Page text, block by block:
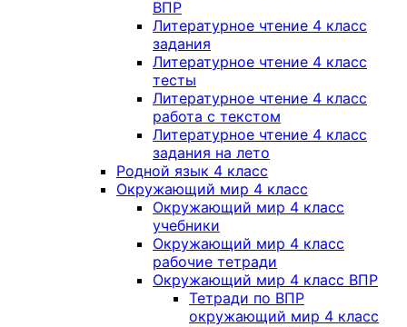
ВПР
Литературное чтение 4 класс
задания
Литературное чтение 4 класс
тесты
Литературное чтение 4 класс
работа с текстом
Литературное чтение 4 класс
задания на лето
Родной язык 4 класс
Окружающий мир 4 класс
Окружающий мир 4 класс
учебники
Окружающий мир 4 класс
рабочие тетради
Окружающий мир 4 класс ВПР
Тетради по ВПР
окружающий мир 4 класс